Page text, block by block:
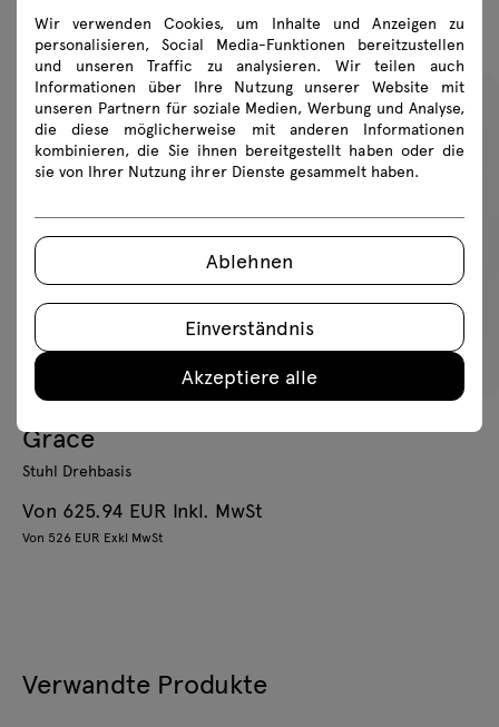
Empfohlene Produkte
Grace
Stuhl Drehbasis
Von 625.94 EUR Inkl. MwSt
Von 526 EUR Exkl MwSt
Verwandte Produkte
Wir verwenden Cookies, um Inhalte und Anzeigen zu
personalisieren, Social Media-Funktionen bereitzustellen
und unseren Traffic zu analysieren. Wir teilen auch
Informationen über Ihre Nutzung unserer Website mit
unseren Partnern für soziale Medien, Werbung und Analyse,
die diese möglicherweise mit anderen Informationen
kombinieren, die Sie ihnen bereitgestellt haben oder die
sie von Ihrer Nutzung ihrer Dienste gesammelt haben.
Ablehnen
Einverständnis
Akzeptiere alle